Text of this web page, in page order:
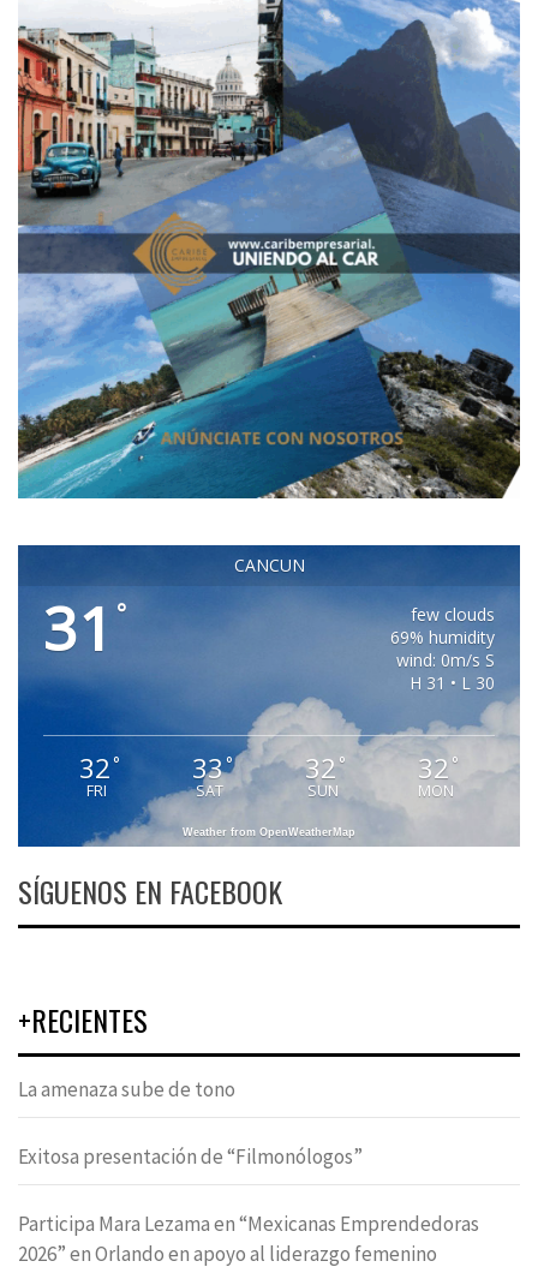
CANCUN
31 °
few clouds
69% humidity
wind: 0m/s S
H 31 • L 30
32°
FRI
33°
SAT
32 °
SUN
32 °
MON
Weather from OpenWeatherMap
SÍGUENOS EN FACEBOOK
+RECIENTES
La amenaza sube de tono
Exitosa presentación de “Filmonólogos”
Participa Mara Lezama en “Mexicanas Emprendedoras
2026” en Orlando en apoyo al liderazgo femenino